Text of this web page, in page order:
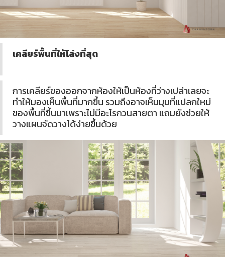
เคลียร์พื้นที่ให้โล่งที่สุด
การเคลียร์ของออกจากห้องให้เป็นห้องที่ว่างเปล่าเลยจะ
ทำให้มองเห็นพื้นที่มากขึ้น รวมถึงอาจเห็นมุมที่แปลกใหม่
ของพื้นที่ขึ้นมาเพราะไม่มีอะไรกวนสายตา แถมยังช่วยให้
วางแผนจัดวางได้ง่ายขึ้นด้วย